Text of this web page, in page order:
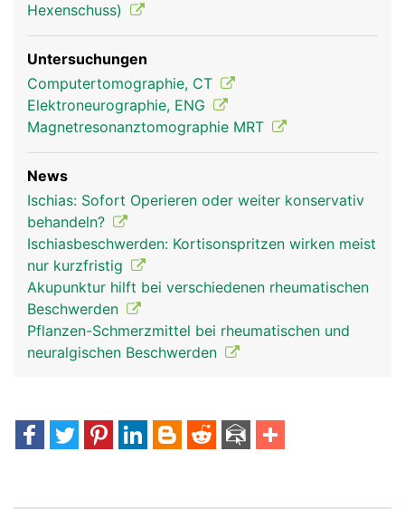
ischiasnerv frau
Hexenschuss)
Untersuchungen
Computertomographie, CT
Elektroneurographie, ENG
Magnetresonanztomographie MRT
News
Ischias: Sofort Operieren oder weiter konservativ
behandeln?
Ischiasbeschwerden: Kortisonspritzen wirken meist
nur kurzfristig
Akupunktur hilft bei verschiedenen rheumatischen
Beschwerden
Pflanzen-Schmerzmittel bei rheumatischen und
neuralgischen Beschwerden